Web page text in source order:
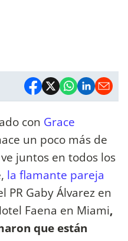
con Grace
un poco más de
juntos en todos los
la flamante pareja
PR Gaby Álvarez en
Faena en Miami,
que están